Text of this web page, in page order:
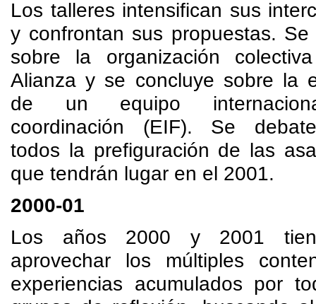
Los talleres intensifican sus
y confrontan sus propuestas. Se
sobre la organización
Alianza y se concluye sobre la
de un equipo
coordinación (EIF). Se
todos la prefiguración de las
que tendrán lugar en el 2001.
2000-01
Los años 2000 y 2001
aprovechar los múltiples
experiencias acumulados por